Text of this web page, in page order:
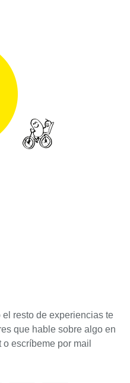
resto de experiencias te
que hable sobre algo en
escríbeme por mail